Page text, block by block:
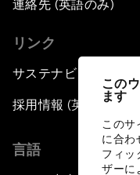
この
ます
このサ
に合わ
フィッ
ザーに
連絡先 (英語のみ)
リンク
サステナビリティへの
採用情報 (英語のみ)
言語